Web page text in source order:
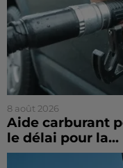
8 août 2026
Aide carburant
le délai pour la...